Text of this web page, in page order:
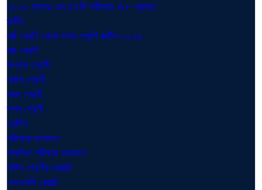
২০২৩ সালের এস.এস.সি পরীক্ষায় A+ প্রাপ্ত
রুটিন
ষষ্ঠ শ্রেণি থেকে দশম শ্রেণি রুটিন-২০২৬
ষষ্ঠ শ্রেণি
সপ্তম শ্রেণী
অষ্টম শ্রেণী
নবম শ্রেণী
দশম শ্রেণী
নোটিশ
পরীক্ষার ফলাফল
পাবলিক পরীক্ষার ফলাফল
অষ্টম শ্রেণীর রেজাল্ট
এসএসসি রেজাল্ট